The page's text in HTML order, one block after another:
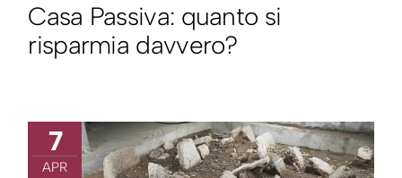
Casa Passiva: quanto si
risparmia davvero?
7
APR